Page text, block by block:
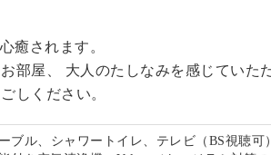
癒されます。
部屋、 大人のたしなみを感じていた
しください。
ブル、シャワートイレ、テレビ（BS視聴可